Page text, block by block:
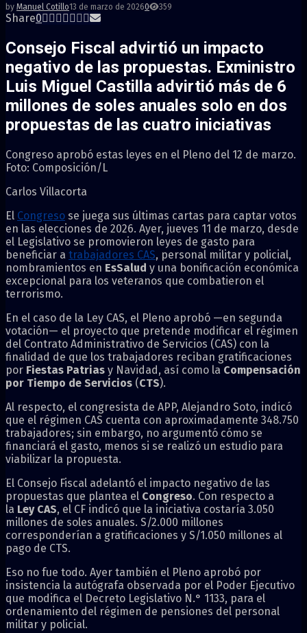
by Manuel Cotillo13 de marzo de 20260 359
Share0
Consejo Fiscal advirtió un impacto
negativo de las propuestas. Exministro
Luis Miguel Castilla advirtió más de 6
millones de soles anuales solo en dos
propuestas de las cuatro iniciativas
Congreso aprobó estas leyes en el Pleno del 12 de marzo.
Foto: Composición/L
Carlos Villacorta
El Congreso se juega sus últimas cartas para captar votos
en las elecciones de 2026. Ayer, jueves 11 de marzo, desde
el Legislativo se promovieron leyes de gasto para
beneficiar a trabajadores CAS, personal militar y policial,
nombramientos en EsSalud y una bonificación económica
excepcional para los veteranos que combatieron el
terrorismo.
En el caso de la Ley CAS, el Pleno aprobó —en segunda
votación— el proyecto que pretende modificar el régimen
del Contrato Administrativo de Servicios (CAS) con la
finalidad de que los trabajadores reciban gratificaciones
por Fiestas Patrias y Navidad, así como la Compensación
por Tiempo de Servicios (CTS).
Al respecto, el congresista de APP, Alejandro Soto, indicó
que el régimen CAS cuenta con aproximadamente 348.750
trabajadores; sin embargo, no argumentó cómo se
financiará el gasto, menos si se realizó un estudio para
viabilizar la propuesta.
El Consejo Fiscal adelantó el impacto negativo de las
propuestas que plantea el Congreso. Con respecto a
la Ley CAS, el CF indicó que la iniciativa costaría 3.050
millones de soles anuales. S/2.000 millones
corresponderían a gratificaciones y S/1.050 millones al
pago de CTS.
Eso no fue todo. Ayer también el Pleno aprobó por
insistencia la autógrafa observada por el Poder Ejecutivo
que modifica el Decreto Legislativo N.° 1133, para el
ordenamiento del régimen de pensiones del personal
militar y policial.